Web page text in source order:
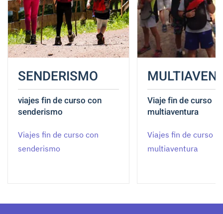
SENDERISMO
viajes fin de curso con
senderismo
Viajes fin de curso con
senderismo
Viaje fin de curso
multiaventura
Viajes fin de curso
multiaventura